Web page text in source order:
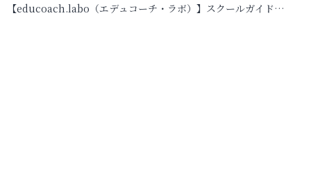
【educoach.labo（エデュコーチ・ラボ）】スクールガイド…